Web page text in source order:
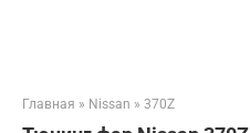
Главная » Nissan » 370Z